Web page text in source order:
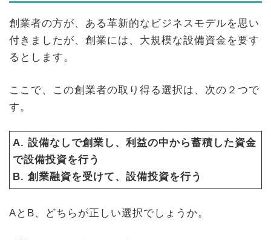
創業者の方が、ある革新的なビジネスモデルを思い
付きましたが、創業には、大規模な設備資金を要す
るとします。
ここで、この創業者の取り得る選択は、次の２つで
す。
A. 設備なしで創業し、利益の中から蓄積した資金
で設備投資を行う
B. 創業融資を受けて、設備投資を行う
AとB、どちらが正しい選択でしょうか。